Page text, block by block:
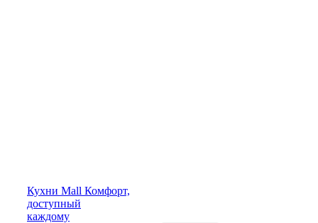
Кухни Mall Комфорт,
доступный
каждому